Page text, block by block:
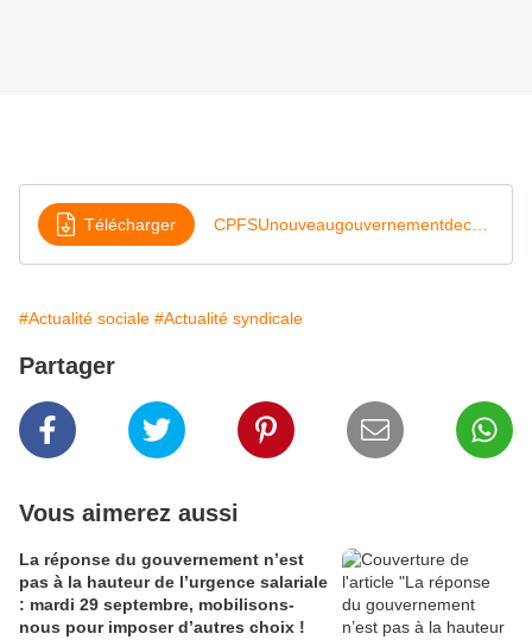
Télécharger
#Actualité sociale #Actualité syndicale
Partager
Vous aimerez aussi
La réponse du gouvernement n’est
pas à la hauteur de l’urgence salariale
: mardi 29 septembre, mobilisons-
nous pour imposer d’autres choix !